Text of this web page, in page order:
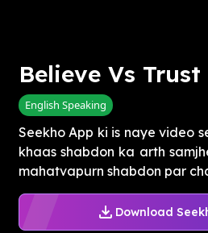
Believe Vs
English Speaking
Seekho App ki is naye video
khaas shabdon ka arth
mahatvapurn shabdon par
Download